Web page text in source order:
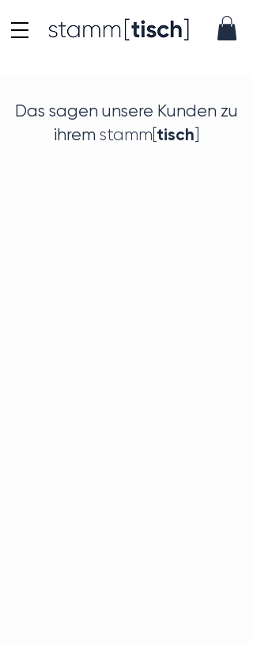
Das sagen unsere Kunden zu
ihrem stamm[tisch]